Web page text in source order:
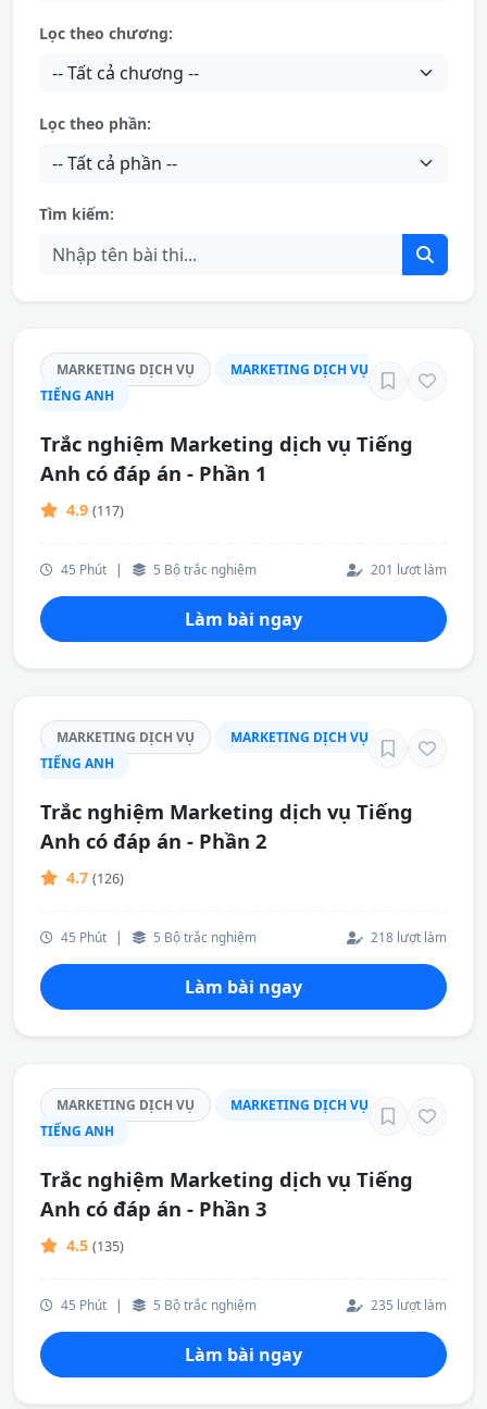
Lọc theo chương:
Lọc theo phần:
Tìm kiếm:
MARKETING DỊCH VỤ
MARKETING DỊCH VỤ
TIẾNG ANH
Trắc nghiệm Marketing dịch vụ Tiếng
Anh có đáp án - Phần 1
4.9 (117)
45 Phút | 5 Bộ trắc nghiệm 201 lượt làm
Làm bài ngay
MARKETING DỊCH VỤ
MARKETING DỊCH VỤ
TIẾNG ANH
Trắc nghiệm Marketing dịch vụ Tiếng
Anh có đáp án - Phần 2
4.7 (126)
45 Phút | 5 Bộ trắc nghiệm 218 lượt làm
Làm bài ngay
MARKETING DỊCH VỤ
MARKETING DỊCH VỤ
TIẾNG ANH
Trắc nghiệm Marketing dịch vụ Tiếng
Anh có đáp án - Phần 3
4.5 (135)
45 Phút | 5 Bộ trắc nghiệm 235 lượt làm
Làm bài ngay